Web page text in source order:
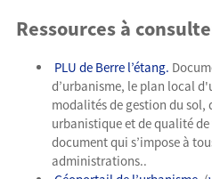
Ressources à
PLU de Berre l’étang.
d’urbanisme, le plan local
modalités de gestion du sol,
urbanistique et de qualité de
document qui s’impose à
administrations..